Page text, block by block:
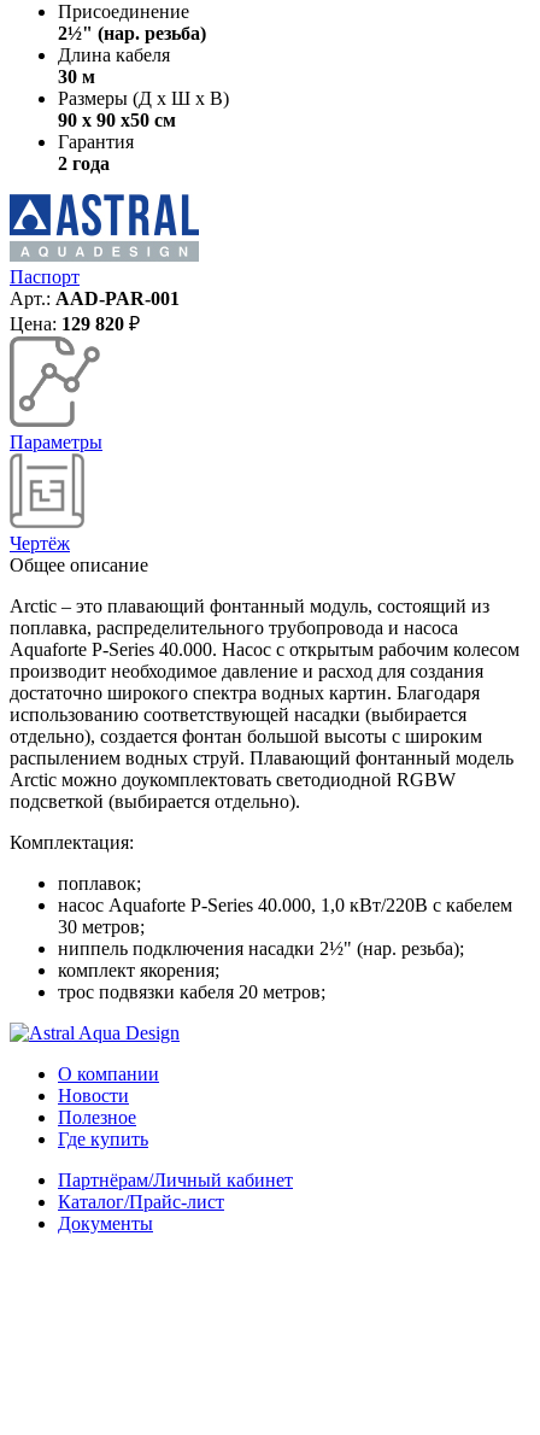
Присоединение
2½" (нар. резьба)
Длина кабеля
30 м
Размеры (Д х Ш х В)
90 х 90 х50 см
Гарантия
2 года
Паспорт
Арт.: AAD-PAR-001
Цена: 129 820 ₽
Параметры
Чертёж
Общее описание
Arctic – это плавающий фонтанный модуль, состоящий из
поплавка, распределительного трубопровода и насоса
Aquaforte P-Series 40.000. Насос с открытым рабочим колесом
производит необходимое давление и расход для создания
достаточно широкого спектра водных картин. Благодаря
использованию соответствующей насадки (выбирается
отдельно), создается фонтан большой высоты с широким
распылением водных струй. Плавающий фонтанный модeль
Arctic можно доукомплектовать светодиодной RGBW
подсветкой (выбирается отдельно).
Комплектация:
поплавок;
насос Aquaforte P-Series 40.000, 1,0 кВт/220В с кабелем
30 метров;
ниппель подключения насадки 2½" (нар. резьба);
комплект якорения;
трос подвязки кабеля 20 метров;
О компании
Новости
Полезное
Где купить
Партнёрам/Личный кабинет
Каталог/Прайс-лист
Документы